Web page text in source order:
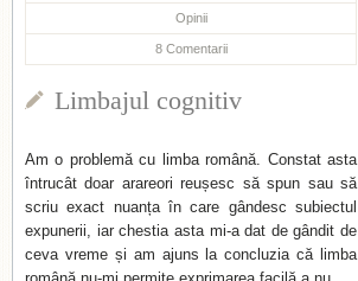
Opinii
8 Comentarii
Limbajul cognitiv
Am o problemă cu limba română. Constat asta
întrucât doar arareori reușesc să spun sau să
scriu exact nuanța în care gândesc subiectul
expunerii, iar chestia asta mi-a dat de gândit de
ceva vreme și am ajuns la concluzia că limba